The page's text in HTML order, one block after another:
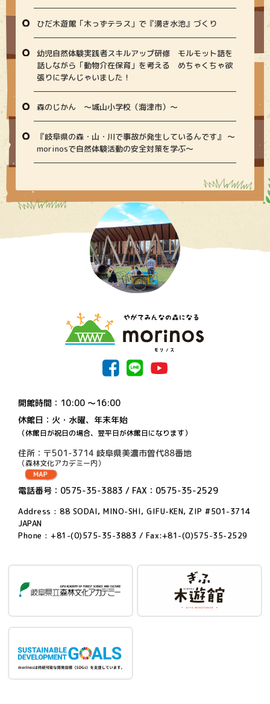
ひだ木遊館「木っずテラス」で『湧き水池』づくり
幼児自然体験実践者スキルアップ研修 モルモット語を
話しながら「動物介在保育」を考える めちゃくちゃ欲
張りに学んじゃいました！
森のじかん 〜城山小学校（海津市）〜
『岐阜県の森・山・川で事故が発生しているんです』 〜
morinosで自然体験活動の安全対策を学ぶ〜
開館時間：10:00 〜16:00
休館日：火・水曜、年末年始
（休館日が祝日の場合、翌平日が休館日になります）
住所：〒501-3714 岐阜県美濃市曽代88番地
（森林文化アカデミー内）
電話番号：0575-35-3883 / FAX：0575-35-2529
Address : 88 SODAI, MINO-SHI, GIFU-KEN, ZIP #501-3714
JAPAN
Phone : +81-(0)575-35-3883 / Fax:+81-(0)575-35-2529